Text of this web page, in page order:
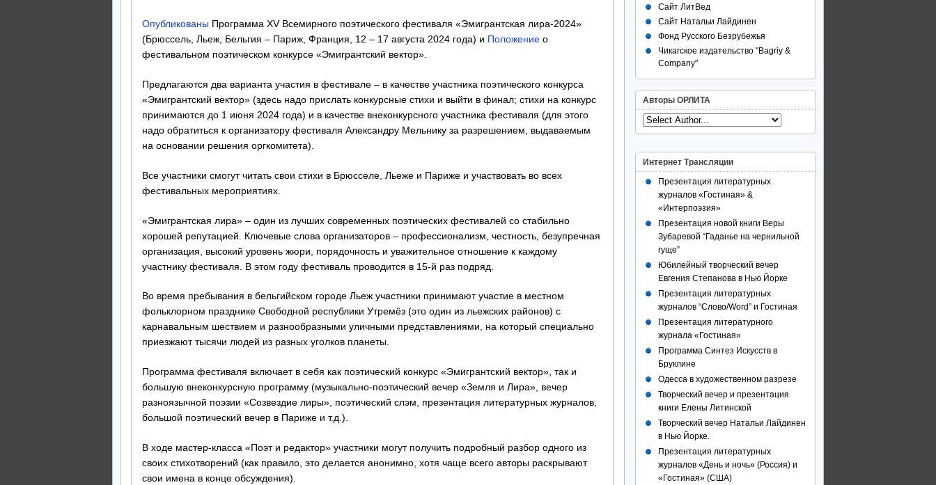
Опубликованы Программа XV Всемирного поэтического фестиваля «Эмигрантская лира-2024»
(Брюссель, Льеж, Бельгия – Париж, Франция, 12 – 17 августа 2024 года) и Положение о
фестивальном поэтическом конкурсе «Эмигрантский вектор».
Предлагаются два варианта участия в фестивале – в качестве участника поэтического конкурса
«Эмигрантский вектор» (здесь надо прислать конкурсные стихи и выйти в финал; стихи на конкурс
принимаются до 1 июня 2024 года) и в качестве внеконкурсного участника фестиваля (для этого
надо обратиться к организатору фестиваля Александру Мельнику за разрешением, выдаваемым
на основании решения оргкомитета).
Все участники смогут читать свои стихи в Брюсселе, Льеже и Париже и участвовать во всех
фестивальных мероприятиях.
«Эмигрантская лира» – один из лучших современных поэтических фестивалей со стабильно
хорошей репутацией. Ключевые слова организаторов – профессионализм, честность, безупречная
организация, высокий уровень жюри, порядочность и уважительное отношение к каждому
участнику фестиваля. В этом году фестиваль проводится в 15-й раз подряд.
Во время пребывания в бельгийском городе Льеж участники принимают участие в местном
фольклорном празднике Свободной республики Утремёз (это один из льежских районов) с
карнавальным шествием и разнообразными уличными представлениями, на который специально
приезжают тысячи людей из разных уголков планеты.
Программа фестиваля включает в себя как поэтический конкурс «Эмигрантский вектор», так и
большую внеконкурсную программу (музыкально-поэтический вечер «Земля и Лира», вечер
разноязычной поэзии «Созвездие лиры», поэтический слэм, презентация литературных журналов,
большой поэтический вечер в Париже и т.д.).
В ходе мастер-класса «Поэт и редактор» участники могут получить подробный разбор одного из
своих стихотворений (как правило, это делается анонимно, хотя чаще всего авторы раскрывают
свои имена в конце обсуждения).
Сайт ЛитВед
Сайт Натальи Лайдинен
Фонд Русского Безрубежья
Чикагское издательство "Bagriy &
Company"
Авторы ОРЛИТА
Интернет Трансляции
Презентация литературных
журналов «Гостиная» &
«Интерпоэзия»
Презентация новой книги Веры
Зубаревой “Гаданье на чернильной
гуще”
Юбилейный творческий вечер
Евгения Степанова в Нью Йорке
Презентация литературных
журналов “Слово/Word” и Гостиная
Презентация литературного
журнала «Гостиная»
Программа Синтез Искусств в
Бруклине
Одесса в художественном разрезе
Творческий вечер и презентация
книги Елены Литинской
Творческий вечер Натальи Лайдинен
в Нью Йорке.
Презентация литературных
журналов «День и ночь» (Россия) и
«Гостиная» (США)